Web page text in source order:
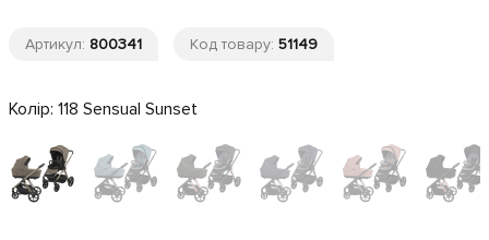
Артикул: 800341 Код товару: 51149
Колір: 118 Sensual Sunset